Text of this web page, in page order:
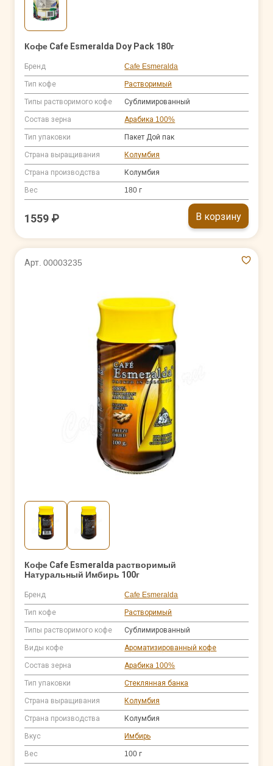
Кофе Cafe Esmeralda Doy Pack 180г
Бренд Cafe Esmeralda
Тип кофе Растворимый
Типы растворимого кофе Сублимированный
Состав зерна Арабика 100%
Тип упаковки Пакет Дой пак
Страна выращивания Колумбия
Страна производства Колумбия
Вес 180 г
1559 ₽ В корзину
Арт. 00003235
Кофе Cafe Esmeralda растворимый
Натуральный Имбирь 100г
Бренд Cafe Esmeralda
Тип кофе Растворимый
Типы растворимого кофе Сублимированный
Виды кофе Ароматизированный кофе
Состав зерна Арабика 100%
Тип упаковки Стеклянная банка
Страна выращивания Колумбия
Страна производства Колумбия
Вкус Имбирь
Вес 100 г